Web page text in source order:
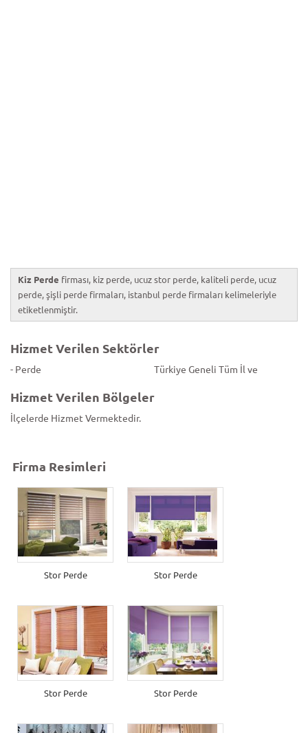
Kiz Perde firması, kiz perde, ucuz stor perde, kaliteli perde, ucuz
perde, şişli perde firmaları, istanbul perde firmaları kelimeleriyle
etiketlenmiştir.
Hizmet Verilen Sektörler
- Perde
Hizmet Verilen Bölgeler
Türkiye Geneli Tüm İl ve
İlçelerde Hizmet Vermektedir.
Firma Resimleri
Stor Perde Stor Perde
Stor Perde Stor Perde